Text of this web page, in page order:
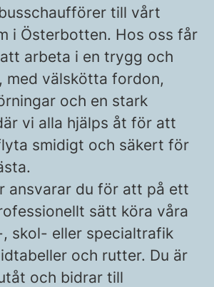
till vårt
i Österbotten. Hos oss får
arbeta i en trygg och
med välskötta fordon,
och en stark
vi alla hjälps åt för att
smidigt och säkert för
ansvarar du för att på ett
sätt köra våra
skol- eller specialtrafik
och rutter. Du är
och bidrar till